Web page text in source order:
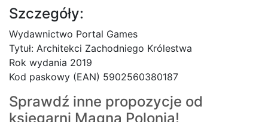
Szczegóły:
Wydawnictwo Portal Games
Tytuł: Architekci Zachodniego Królestwa
Rok wydania 2019
Kod paskowy (EAN) 5902560380187
Sprawdź inne propozycje od
księgarni Magna Polonia!